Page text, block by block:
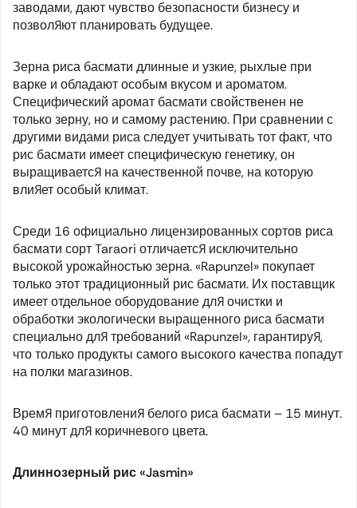
заводами, дают чувство безопасности бизнесу и
позволяют планировать будущее.
Зерна риса басмати длинные и узкие, рыхлые при
варке и обладают особым вкусом и ароматом.
Специфический аромат басмати свойственен не
только зерну, но и самому растению. При сравнении с
другими видами риса следует учитывать тот факт, что
рис басмати имеет специфическую генетику, он
выращивается на качественной почве, на которую
влияет особый климат.
Среди 16 официально лицензированных сортов риса
басмати сортTaraori отличается исключительно
высокой урожайностью зерна. «Rapunzel» покупает
только этот традиционный рис басмати. Их поставщик
имеет отдельное оборудование для очистки и
обработки экологически выращенного риса басмати
специально для требований «Rapunzel», гарантируя,
что только продукты самого высокого качества попадут
на полки магазинов.
Время приготовления белого риса басмати – 15 минут.
40 минут для коричневого цвета.
Длиннозерный рис «Jasmin»